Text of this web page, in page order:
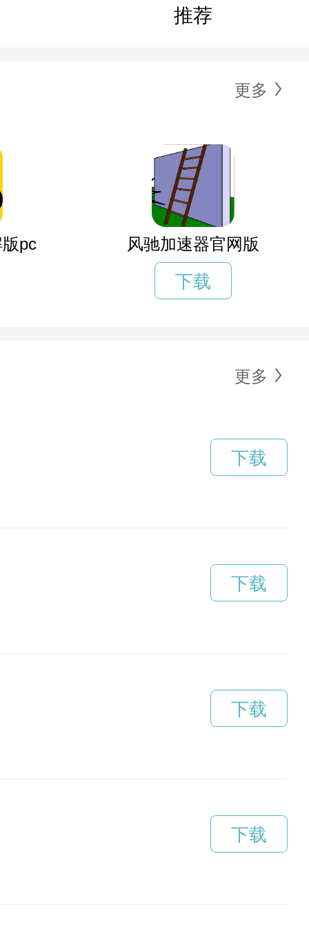
推荐
更多
pc 风驰加速器官网版
下载
更多
下载
下载
下载
下载